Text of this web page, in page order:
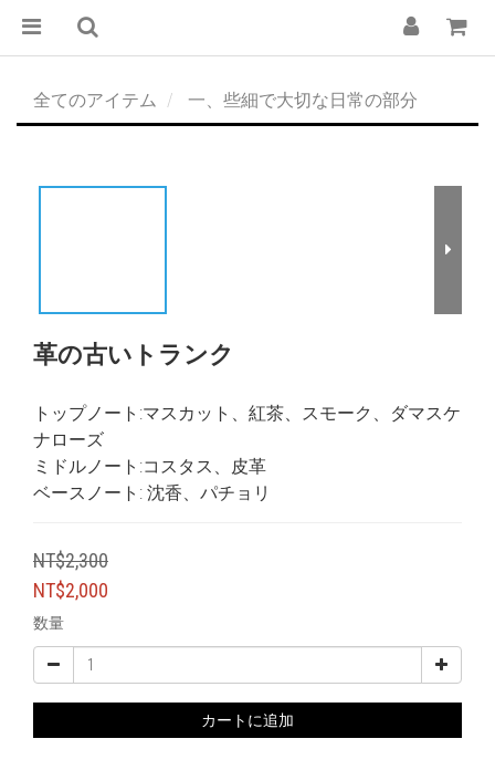
全てのアイテム 一、些細で大切な日常の部分
革の古いトランク
トップノート:マスカット、紅茶、スモーク、ダマスケ
ナローズ
ミドルノート:コスタス、皮革
ベースノート: 沈香、パチョリ
NT$2,300
NT$2,000
数量
カートに追加